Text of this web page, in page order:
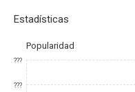
Estadísticas
Popularidad
???
???